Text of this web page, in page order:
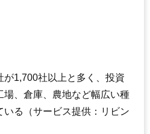
1,700社以上と多く、投資
場、倉庫、農地など幅広い種
る（サービス提供：リビン